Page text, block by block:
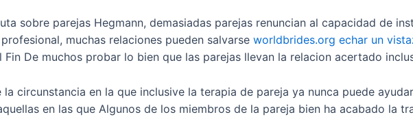
sobre parejas Hegmann, demasiadas parejas renuncian al capacidad de
muchas relaciones pueden salvarse worldbrides.org echar un
Fin De muchos probar lo bien que las parejas llevan la relacion acertado
la circunstancia en la que inclusive la terapia de pareja ya nunca puede
en las que Algunos de los miembros de la pareja bien ha acabado la